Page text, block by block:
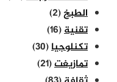
الطبخ(2)
تقنية(16)
تكنلوجيا(30)
تمازيغت(21)